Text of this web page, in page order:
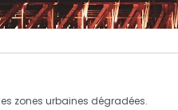
zones urbaines dégradées.